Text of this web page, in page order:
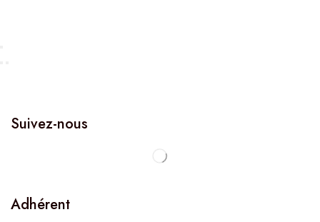
Suivez-nous
Adhérent